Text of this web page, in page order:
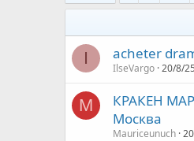
I acheter
IlseVargo 20/8/25
M
КРАКЕН
Москва
Mauriceunuch